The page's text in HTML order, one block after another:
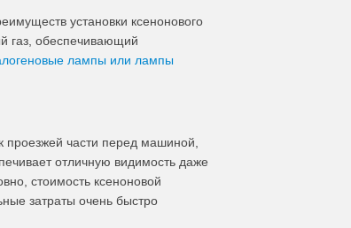
установки ксенонового
газ, обеспечивающий
лампы или лампы
проезжей части перед машиной,
отличную видимость даже
стоимость ксеноновой
затраты очень быстро